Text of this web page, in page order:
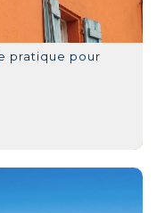
pratique pour